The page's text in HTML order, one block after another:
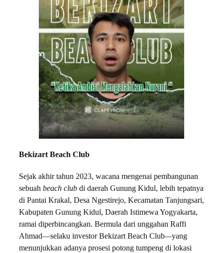
Bekizart Beach Club
Sejak akhir tahun 2023, wacana mengenai pembangunan
sebuah beach club di daerah Gunung Kidul, lebih tepatnya
di Pantai Krakal, Desa Ngestirejo, Kecamatan Tanjungsari,
Kabupaten Gunung Kidul, Daerah Istimewa Yogyakarta,
ramai diperbincangkan. Bermula dari unggahan Raffi
Ahmad—selaku investor Bekizart Beach Club—yang
menunjukkan adanya prosesi potong tumpeng di lokasi